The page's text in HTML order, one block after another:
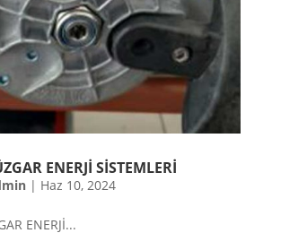
ENERJİ SİSTEMLERİ
| Haz 10, 2024
ENERJİ...